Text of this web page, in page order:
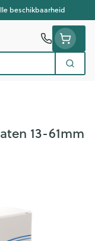
beschikbaarheid
Zoek
13-61mm